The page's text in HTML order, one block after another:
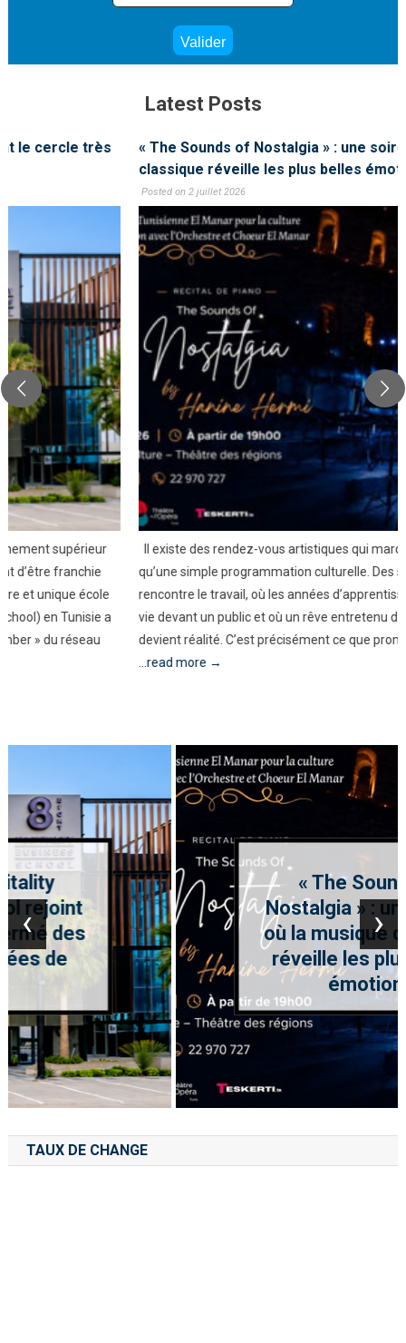
Latest Posts
« The Sounds of Nostalgia » : une soirée où la musique
classique réveille les plus belles émotions
Il existe des rendez-vous artistiques qui marquent bien davantage
qu’une simple programmation culturelle. Des soirées où le talent
rencontre le travail, où les années d’apprentissage prennent enfin
vie devant un public et où un rêve entretenu depuis l’enfance
devient réalité. C’est précisément ce que promet « The Sounds
« The Sounds of
Nostalgia » : une soirée
où la musique classique
réveille les plus belles
émotions
‹ ›
TAUX DE CHANGE